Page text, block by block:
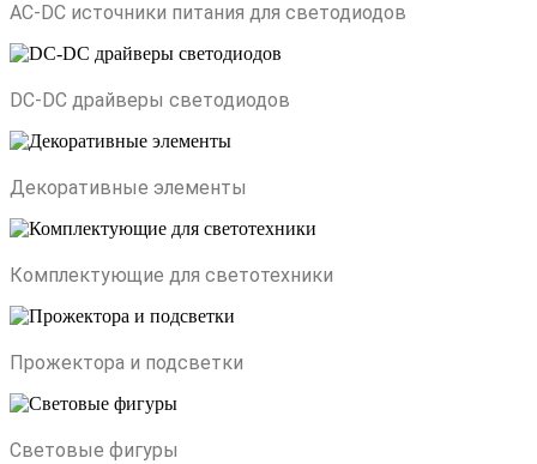
AC-DC источники питания для светодиодов
DC-DC драйверы светодиодов
Декоративные элементы
Комплектующие для светотехники
Прожектора и подсветки
Световые фигуры